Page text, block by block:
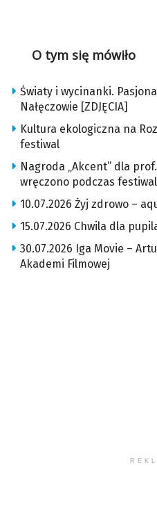
O tym się mówiło
Światy i wycinanki.
Nałęczowie [ZDJĘCIA]
Kultura ekologiczna na
festiwal
Nagroda „Akcent” dla
wręczono podczas
10.07.2026 Żyj zdrowo –
15.07.2026 Chwila dla
30.07.2026 Iga Movie –
Akademi Filmowej